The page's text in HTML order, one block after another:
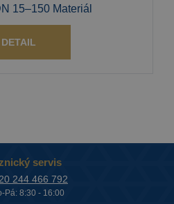
15–150 Materiál
DETAIL
servis
244 466 792
Pá: 8:30 - 16:00